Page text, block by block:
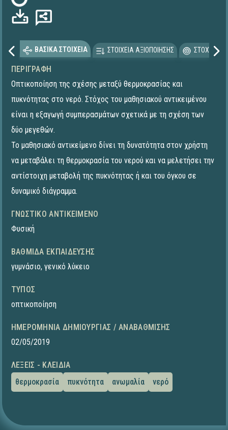
ΒΑΣΙΚΑ ΣΤΟΙΧΕΙΑ ΣΤΟΙΧΕΙΑ ΑΞΙΟΠΟΙΗΣΗΣ
ΠΕΡΙΓΡΑΦΉ
Οπτικοποίηση της σχέσης μεταξύ θερμοκρασίας και
πυκνότητας στο νερό. Στόχος του μαθησιακού αντικειμένου
είναι η εξαγωγή συμπερασμάτων σχετικά με τη σχέση των
δύο μεγεθών.
Το μαθησιακό αντικείμενο δίνει τη δυνατότητα στον χρήστη
να μεταβάλει τη θερμοκρασία του νερού και να μελετήσει την
αντίστοιχη μεταβολή της πυκνότητας ή και του όγκου σε
δυναμικό διάγραμμα.
ΓΝΩΣΤΙΚΌ ΑΝΤΙΚΕΊΜΕΝΟ
Φυσική
ΒΑΘΜΊΔΑ ΕΚΠΑΊΔΕΥΣΗΣ
γυμνάσιο, γενικό λύκειο
ΤΎΠΟΣ
οπτικοποίηση
ΗΜΕΡΟΜΗΝΊΑ ΔΗΜΙΟΥΡΓΊΑΣ / ΑΝΑΒΆΘΜΙΣΗΣ
02/05/2019
ΛΈΞΕΙΣ - ΚΛΕΙΔΙΆ
θερμοκρασία
πυκνότητα ανωμαλία νερό